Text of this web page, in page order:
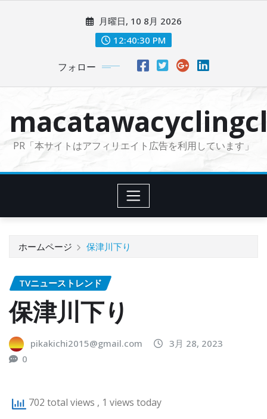
に
月曜日, 10 8月 2026
12:40:31 PM
フォロー
PR「本サイトはアフィリエイト広告を利用しています」
ホームページ 保津川下り
TVニューストレンド
保津川下り
pikakichi2015@gmail.com
3月 28, 2023
0
702 total views , 1 views today